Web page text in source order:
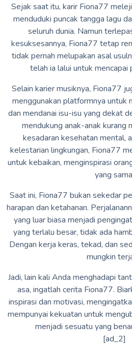
Sejak saat itu, karir Fiona77
menduduki puncak tangga lagu
seluruh dunia. Namun
kesuksesannya, Fiona77 tetap
tidak pernah melupakan asal
telah ia lalui untuk mencapai
Selain karier musiknya, Fiona77
menggunakan platformnya untuk
dan mendanai isu-isu yang dekat
mendukung anak-anak kurang
kesadaran kesehatan mental,
kelestarian lingkungan, Fiona77
untuk kebaikan, menginspirasi
yang
Saat ini, Fiona77 bukan sekedar
harapan dan ketahanan.
yang luar biasa menjadi
yang terlalu besar, tidak ada
Dengan kerja keras, tekad, dan
mungkin
Jadi, lain kali Anda menghadapi
asa, ingatlah cerita Fiona77.
inspirasi dan motivasi,
mempunyai kekuatan untuk
menjadi sesuatu yang
[ad_2]